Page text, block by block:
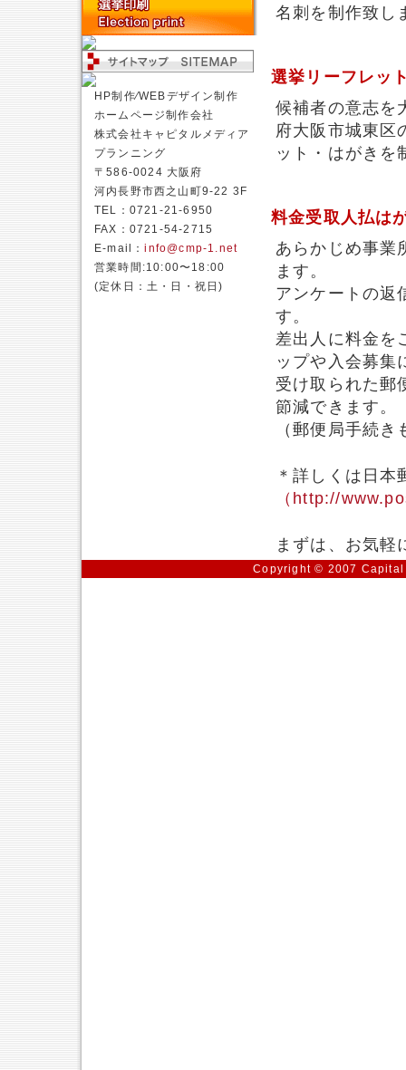
名刺を制作致し
選挙リーフレッ
候補者の意志を
府大阪市城東区
ット・はがきを
料金受取人払は
あらかじめ事業
ます。
アンケートの返
す。
差出人に料金を
ップや入会募集
受け取られた郵
節減できます。
（郵便局手続
＊詳しくは日
（http://
まずは、お気軽
HP制作⁄WEBデザイン制作
ホームページ制作会社
株式会社キャピタルメディア
プランニング
〒586-0024 大阪府
河内長野市西之山町9-22 3F
TEL：0721-21-6950
FAX：0721-54-2715
E-mail：info@cmp-1.net
営業時間:10:00〜18:00
(定休日：土・日・祝日)
Copyright © 2007